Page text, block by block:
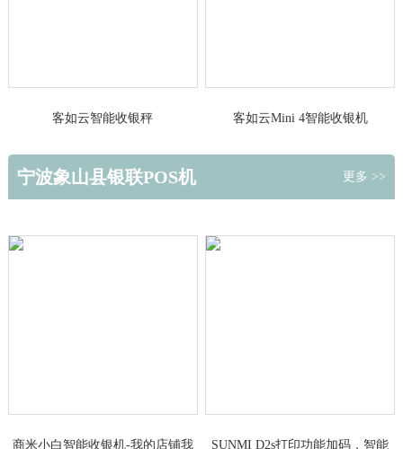
客如云智能收银秤 客如云Mini 4智能收银机
宁波象山县银联POS机 更多 >>
商米小白智能收银机-我的店铺我
SUNMI D2s打印功能加码，智能